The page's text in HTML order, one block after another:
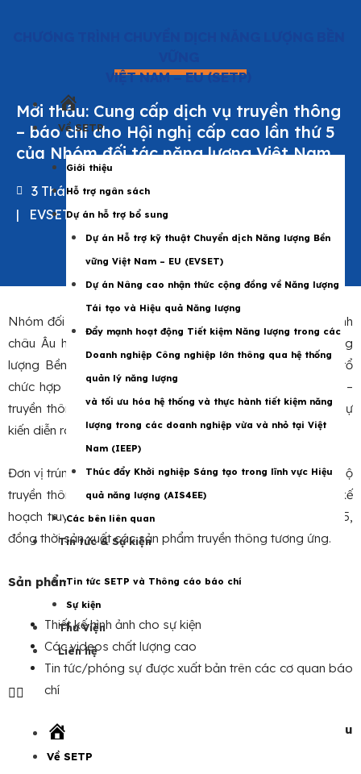
VIỆT NAM – EU (SETP)
chủ
Về SETP
Giới thiệu
Hỗ trợ ngân sách
Dự án hỗ trợ bổ sung
Dự án Hỗ trợ kỹ thuật Chuyển dịch Năng lượng Bền
vững Việt Nam – EU (EVSET)
Dự án Nâng cao nhận thức cộng đồng về Năng lượng
Tái tạo và Hiệu quả Năng lượng
Đẩy mạnh hoạt động Tiết kiệm Năng lượng trong các
Doanh nghiệp Công nghiệp lớn thông qua hệ thống
quản lý năng lượng
và tối ưu hóa hệ thống và thực hành tiết kiệm năng
lượng trong các doanh nghiệp vừa và nhỏ tại Việt
Nam (IEEP)
Thúc đẩy Khởi nghiệp Sáng tạo trong lĩnh vực Hiệu
quả năng lượng (AIS4EE)
Các bên liên quan
Tin tức & Sự kiện
Tin tức SETP và Thông cáo báo chí
Sự kiện
Thư Viện
Liên hệ
Về SETP
Mời thầu: Cung cấp dịch vụ truyền thông
– báo chí cho Hội nghị cấp cao lần thứ 5
của Nhóm đối tác năng lượng Việt Nam
3 Tháng 4 2025
| EVSET,Năng lượng Việt Nam
Nhóm đối tác năng lượng Việt Nam (VEPG), được Liên minh
châu Âu hỗ trợ thông qua Chương trình Chuyển dịch Năng
lượng Bền vững Việt Nam – EU (SETP), mời các đơn vị/tổ
chức hợp lệ gửi đề xuất tư vấn cung cấp dịch vụ báo chí –
truyền thông cho Hội nghị cấp cao lần thứ 5 của VEPG dự
kiến diễn ra vào tháng Năm năm 2025.
Đơn vị trúng thầu sẽ phối hợp với Ban thư ký VEPG và cán bộ
truyền thông của SETP xây dựng và thực hiện kế hoạch kế
hoạch truyền thông cho sự kiện Hội nghị cấp cao lần thứ 5,
đồng thời sản xuất các sản phẩm truyền thông tương ứng.
Sản phẩm dự kiến của gói thầu gồm:
Thiết kế hình ảnh cho sự kiện
Các videos chất lượng cao
Tin tức/phóng sự được xuất bản trên các cơ quan báo
chí
Các đơn vị/tổ chức đủ điều kiện cần đáp ứng yêu cầu